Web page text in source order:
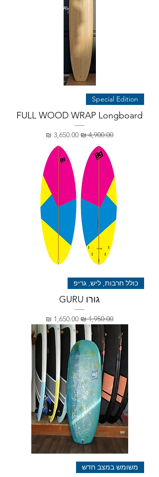
Special Edition
FULL WOOD WRAP Longboard
מחיר רגיל מחיר מבצע
כולל חרבות, ליש, גריפ
גורו GURU
מחיר רגיל מחיר מבצע
משומש במצב חדש